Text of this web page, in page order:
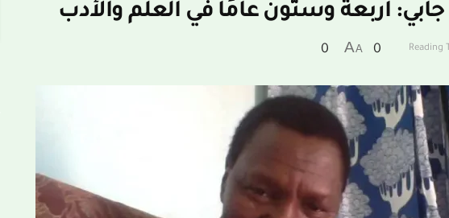
جابي: أربعةٌ وستُّون عامًا في العلم والأدب
Reading
0
A
A